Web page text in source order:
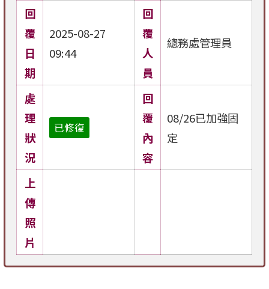
回
覆
日
期
2025-08-27
09:44
回
覆
人
員
總務處管理員
處
理
狀
況
已修復
回
覆
內
容
08/26已加強固
定
上
傳
照
片